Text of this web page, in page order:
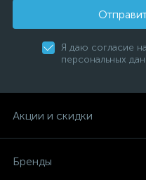
Я даю согласие
персональных
Акции и скидки
Бренды